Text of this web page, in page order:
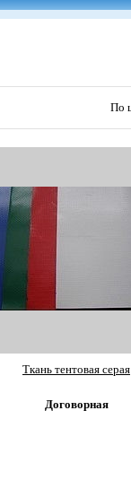
По
Ткань тентовая серая
Договорная